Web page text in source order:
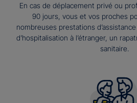
En cas de déplacement privé ou
90 jours, vous et vos proches
nombreuses prestations
d’hospitalisation à l’étranger, un
sanitaire.